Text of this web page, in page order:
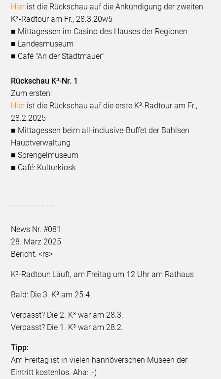
Hierist die Rückschau auf die Ankündigung der zweiten
K³-Radtour am Fr., 28.3.20w5
■ Mittagessen im Casino des Hauses der Regionen
■ Landesmuseum
■ Café "An der Stadtmauer"
Rückschau K³-Nr. 1
Zum ersten:
Hierist die Rückschau auf die erste K³-Radtour am Fr.,
28.2.2025
■ Mittagessen beim all-inclusive-Buffet der Bahlsen
Hauptverwaltung
■ Sprengelmuseum
■ Café: Kulturkiosk
- - - - - - - - - - -
News Nr. #081
28. März 2025
Bericht: <rs>
K³-Radtour: Läuft, am Freitag um 12 Uhr am Rathaus
Bald: Die 3. K³ am 25.4.
Verpasst? Die 2. K³ war am 28.3.
Verpasst? Die 1. K³ war am 28.2.
Tipp:
Am Freitag ist in vielen hannöverschen Museen der
Eintritt kostenlos. Aha: ;-)